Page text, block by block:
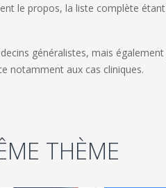
le propos, la liste complète
généralistes, mais
notamment aux cas cliniques.
THÈME